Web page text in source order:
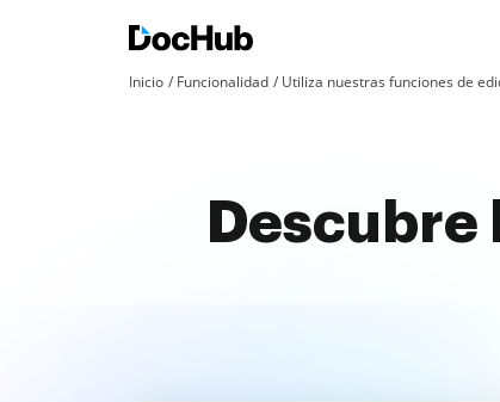
Inicio Funcionalidad Utiliza nuestras funciones de